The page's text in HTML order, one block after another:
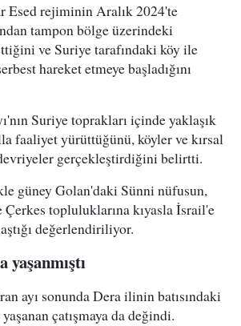
Esed rejiminin Aralık 2024'te
tampon bölge üzerindeki
ve Suriye tarafındaki köy ile
hareket etmeye başladığını
Suriye toprakları içinde yaklaşık
faaliyet yürüttüğünü, köyler ve kırsal
gerçekleştirdiğini belirtti.
güney Golan'daki Sünni nüfusun,
topluluklarına kıyasla İsrail'e
değerlendiriliyor.
yaşanmıştı
ayı sonunda Dera ilinin batısındaki
çatışmaya da değindi.